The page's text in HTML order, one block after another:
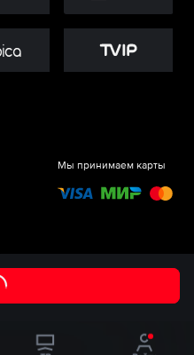
Мы принимаем карты